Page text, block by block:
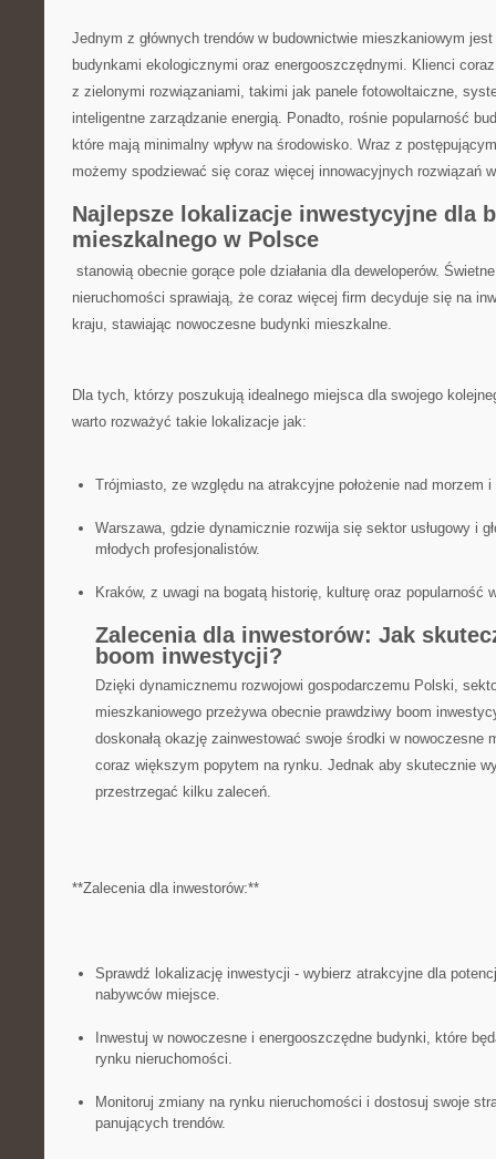
Jednym z głównych trendów w budownictwie mieszkaniowym
budynkami ekologicznymi oraz energooszczędnymi. ⁤Klienci
⁣z zielonymi rozwiązaniami, ​takimi jak ⁣panele fotowoltaiczne,
inteligentne zarządzanie⁢ energią. Ponadto, rośnie⁢ popularność
które ⁤mają minimalny ​wpływ⁣ na‍ środowisko. Wraz z
możemy spodziewać się coraz ⁣więcej innowacyjnych rozwiązań
Najlepsze lokalizacje ⁢inwestycyjne dla
mieszkalnego w ⁣Polsce
stanowią obecnie gorące pole działania dla deweloperów.
nieruchomości sprawiają,⁣ że⁢ coraz więcej ⁣firm decyduje się⁣ na
kraju,‍ stawiając nowoczesne‍ budynki⁢ mieszkalne.
Dla tych,​ którzy poszukują idealnego​ miejsca dla ⁣swojego‍
warto rozważyć takie lokalizacje jak:
Trójmiasto,​ ze względu na atrakcyjne położenie ‌nad ⁤morzem⁤
Warszawa, gdzie dynamicznie rozwija się⁢ sektor usługowy i
młodych profesjonalistów.
Kraków, z uwagi na⁣ bogatą historię, kulturę oraz popularność
Zalecenia dla⁢ inwestorów: Jak⁣
‍boom​ inwestycji?
Dzięki⁢ dynamicznemu rozwojowi gospodarczemu Polski,
mieszkaniowego przeżywa obecnie ⁤prawdziwy boom
doskonałą okazję zainwestować swoje środki w nowoczesne
coraz ⁤większym popytem na‌ rynku.⁤ Jednak aby skutecznie
przestrzegać kilku zaleceń.
**Zalecenia‌ dla inwestorów:**
Sprawdź ⁤lokalizację inwestycji ⁢- wybierz atrakcyjne dla
nabywców miejsce.
Inwestuj‍ w nowoczesne ‌i‌ energooszczędne budynki, które
rynku nieruchomości.
Monitoruj zmiany ‌na rynku nieruchomości⁣ i dostosuj swoje
panujących⁤ trendów.